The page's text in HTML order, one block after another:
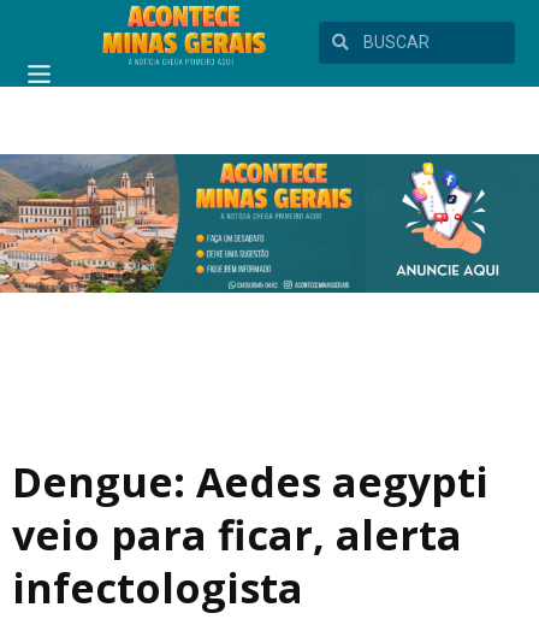
Dengue: Aedes aegypti
veio para ficar, alerta
infectologista